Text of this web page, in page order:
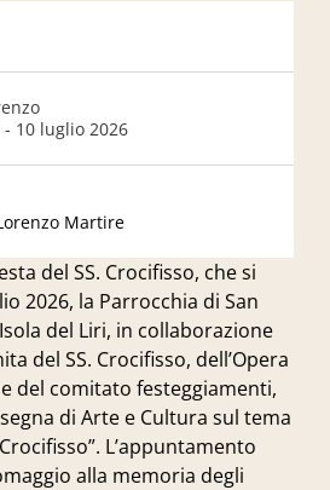
del SS. Crocifisso, che si
2026, la Parrocchia di San
del Liri, in collaborazione
del SS. Crocifisso, dell’Opera
del comitato festeggiamenti,
di Arte e Cultura sul tema
L’appuntamento
alla memoria degli
10 luglio 2026
Martire